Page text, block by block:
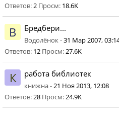
Ответов:2 Просм: 18.6K
В Бредбери...
Водолёнок -31 Мар 2007,
Ответов: 12 Просм:27.6K
К работа библиотек
книжна -21 Ноя 2013, 12:08
Ответов:28 Просм:24.9K